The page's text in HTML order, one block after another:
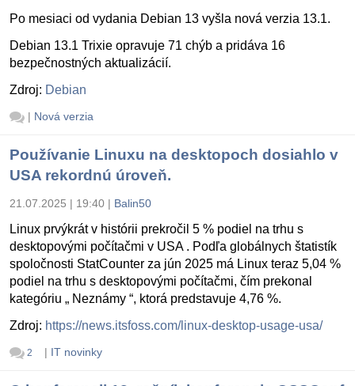
Po mesiaci od vydania Debian 13 vyšla nová verzia 13.1.
Debian 13.1 Trixie opravuje 71 chýb a pridáva 16
bezpečnostných aktualizácií.
Zdroj: Debian
| Nová verzia
Používanie Linuxu na desktopoch dosiahlo v
USA rekordnú úroveň.
21.07.2025 | 19:40 | Balin50
Linux prvýkrát v histórii prekročil 5 % podiel na trhu s
desktopovými počítačmi v USA . Podľa globálnych štatistík
spoločnosti StatCounter za jún 2025 má Linux teraz 5,04 %
podiel na trhu s desktopovými počítačmi, čím prekonal
kategóriu „ Neznámy “, ktorá predstavuje 4,76 %.
Zdroj: https://news.itsfoss.com/linux-desktop-usage-usa/
2 | IT novinky